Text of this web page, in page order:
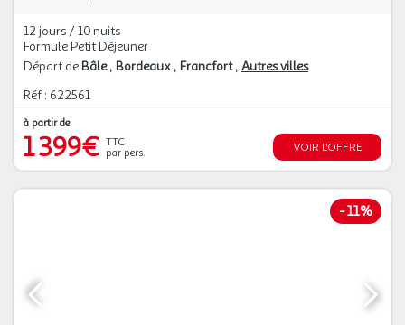
12 jours / 10 nuits
Formule Petit Déjeuner
Départ de Bâle Bordeaux Francfort Autres villes
Réf : 622561
à partir de
1 399€ TTC
par pers.
VOIR L'OFFRE
-11%